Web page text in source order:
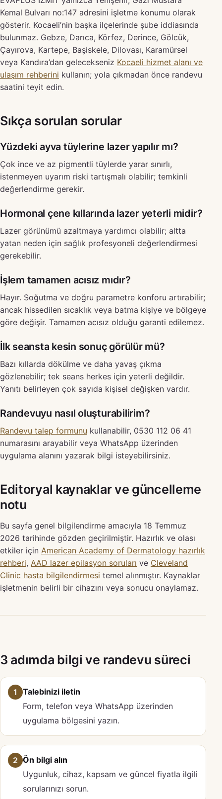
Kemal Bulvarı no:147 adresini işletme konumu olarak
gösterir. Kocaeli’nin başka ilçelerinde şube iddiasında
bulunmaz. Gebze, Darıca, Körfez, Derince, Gölcük,
Çayırova, Kartepe, Başiskele, Dilovası, Karamürsel
veya Kandıra’dan gelecekseniz Kocaeli hizmet alanı ve
ulaşım rehberini kullanın; yola çıkmadan önce randevu
saatini teyit edin.
Sıkça sorulan sorular
Yüzdeki ayva tüylerine lazer yapılır mı?
Çok ince ve az pigmentli tüylerde yarar sınırlı,
istenmeyen uyarım riski tartışmalı olabilir; temkinli
değerlendirme gerekir.
Hormonal çene kıllarında lazer yeterli midir?
Lazer görünümü azaltmaya yardımcı olabilir; altta
yatan neden için sağlık profesyoneli değerlendirmesi
gerekebilir.
İşlem tamamen acısız mıdır?
Hayır. Soğutma ve doğru parametre konforu artırabilir;
ancak hissedilen sıcaklık veya batma kişiye ve bölgeye
göre değişir. Tamamen acısız olduğu garanti edilemez.
İlk seansta kesin sonuç görülür mü?
Bazı kıllarda dökülme ve daha yavaş çıkma
gözlenebilir; tek seans herkes için yeterli değildir.
Yanıtı belirleyen çok sayıda kişisel değişken vardır.
Randevuyu nasıl oluşturabilirim?
Randevu talep formunu kullanabilir, 0530 112 06 41
numarasını arayabilir veya WhatsApp üzerinden
uygulama alanını yazarak bilgi isteyebilirsiniz.
Editoryal kaynaklar ve güncelleme
notu
Bu sayfa genel bilgilendirme amacıyla 18 Temmuz
2026 tarihinde gözden geçirilmiştir. Hazırlık ve olası
etkiler için American Academy of Dermatology hazırlık
rehberi, AAD lazer epilasyon soruları ve Cleveland
Clinic hasta bilgilendirmesi temel alınmıştır. Kaynaklar
işletmenin belirli bir cihazını veya sonucu onaylamaz.
3 adımda bilgi ve randevu süreci
1
Talebinizi iletin
Form, telefon veya WhatsApp üzerinden
uygulama bölgesini yazın.
2 Ön bilgi alın
Uygunluk, cihaz, kapsam ve güncel fiyatla ilgili
sorularınızı sorun.